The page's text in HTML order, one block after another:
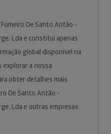
De Santo Antão -
Lda e constitui apenas
global disponível na
explorar a nossa
obter detalhes mais
De Santo Antão -
Lda e outras empresas